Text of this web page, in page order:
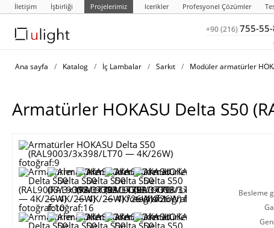
İletişim İşbirliği Projelerimiz Icerikler Profesyonel Çözümler
+90 (216)755-
Ana sayfa / Katalog / İç Lambalar / Sarkıt / Modüler armatürler
Armatürler HOKASU Delta S50
Besleme